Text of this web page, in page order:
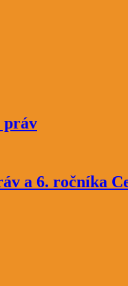
práv
a 6. ročníka